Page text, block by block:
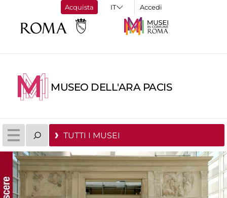
Acquista Accedi
MUSEO DELL'ARA PACIS
TUTTI I MUSEI